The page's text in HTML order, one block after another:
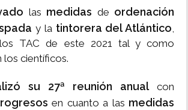
las medidas de ordenación
y latintorera del Atlántico,
los TAC de este 2021 tal y como
científicos.
su 27ª reunión anualcon
en cuanto a las medidas